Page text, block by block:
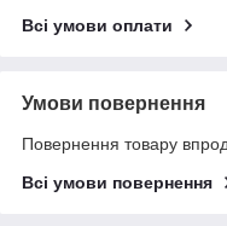
Всі умови оплати
Умови повернення
Повернення товару
Всі умови повернення